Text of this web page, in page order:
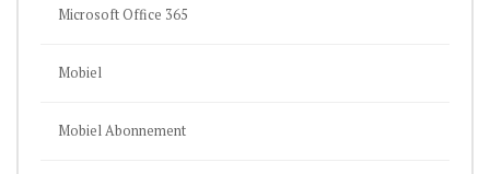
Microsoft Office 365
Mobiel
Mobiel Abonnement